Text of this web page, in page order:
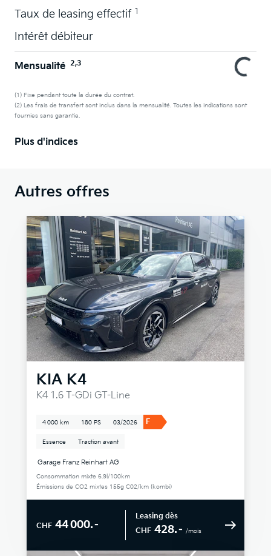
Taux de leasing effectif 1
Intérêt débiteur
Mensualité 2,3
(1) Fixe pendant toute la durée du contrat.
(2) Les frais de transfert sont inclus dans la mensualité. Toutes les indications sont
fournies sans garantie.
Plus d'indices
Autres offres
KIA K4
K4 1.6 T-GDi GT-Line
4 000 km 180 PS 03/2026 F
Essence Traction avant
Garage Franz Reinhart AG
Consommation mixte 6.9l/100km
Émissions de CO2 mixtes 155g C02/km (kombi)
CHF 44 000.–
Leasing dès
CHF 428.– /mois